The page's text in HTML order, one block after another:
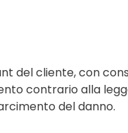
del cliente, con
contrario alla
del danno.